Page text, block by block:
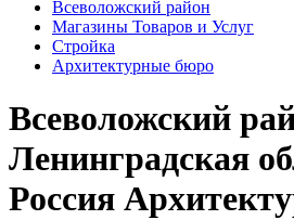
Всеволожский район
Магазины Товаров и Услуг
Стройка
Архитектурные бюро
Всеволожский
Ленинградская
Россия